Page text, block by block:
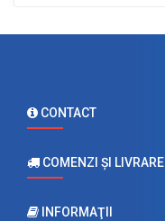
CONTACT
COMENZI ŞI LIVRARE
INFORMAŢII